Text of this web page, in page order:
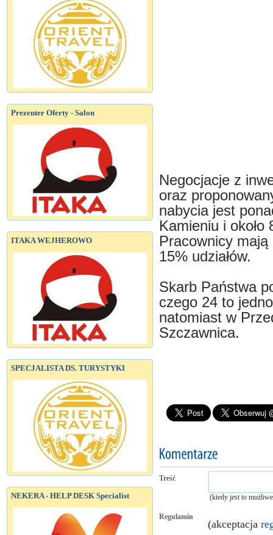
Prezenter Oferty - Salon
ITAKA WEJHEROWO
SPECJALISTA DS. TURYSTYKI
NEKERA - HELP DESK Specialist
Negocjacje z
oraz
nabycia jest
Kamieniu i
Pracownicy mają
15% udziałów.
Skarb Państwa
czego 24 to
natomiast w
Szczawnica.
Treść
(kiedy jest to
Regulamin
(akceptacja